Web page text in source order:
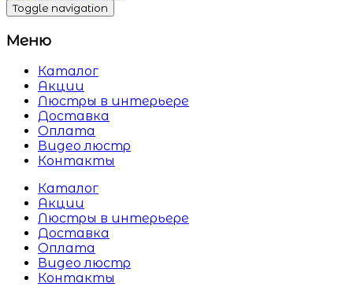
Toggle navigation
Меню
Каталог
Акции
Люстры в интерьере
Доставка
Оплата
Видео люстр
Контакты
Каталог
Акции
Люстры в интерьере
Доставка
Оплата
Видео люстр
Контакты